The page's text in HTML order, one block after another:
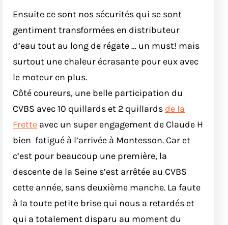
Ensuite ce sont nos sécurités qui se sont
gentiment transformées en distributeur
d’eau tout au long de régate … un must! mais
surtout une chaleur écrasante pour eux avec
le moteur en plus.
Côté coureurs, une belle participation du
CVBS avec 10 quillards et 2 quillards de la
Frette avec un super engagement de Claude H
bien fatigué à l’arrivée à Montesson. Car et
c’est pour beaucoup une première, la
descente de la Seine s’est arrêtée au CVBS
cette année, sans deuxième manche. La faute
à la toute petite brise qui nous a retardés et
qui a totalement disparu au moment du